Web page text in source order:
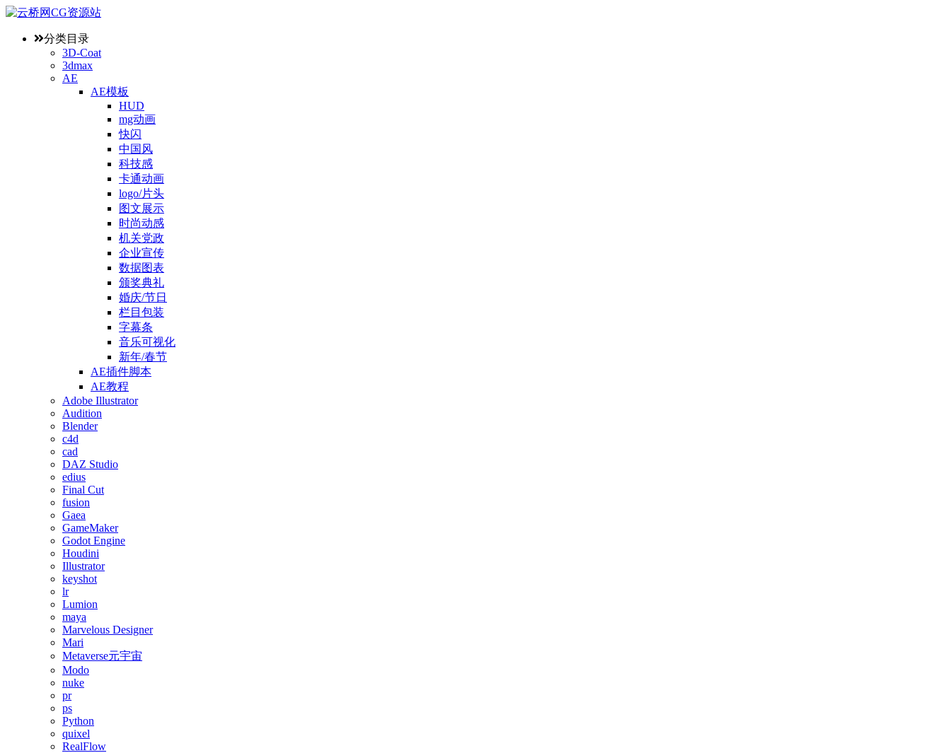
分类目录
3D-Coat
3dmax
AE
AE模板
HUD
mg动画
快闪
中国风
科技感
卡通动画
logo/片头
图文展示
时尚动感
机关党政
企业宣传
数据图表
颁奖典礼
婚庆/节日
栏目包装
字幕条
音乐可视化
新年/春节
AE插件脚本
AE教程
Adobe Illustrator
Audition
Blender
c4d
cad
DAZ Studio
edius
Final Cut
fusion
Gaea
GameMaker
Godot Engine
Houdini
Illustrator
keyshot
lr
Lumion
maya
Marvelous Designer
Mari
Metaverse元宇宙
Modo
nuke
pr
ps
Python
quixel
RealFlow